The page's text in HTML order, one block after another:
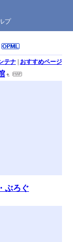
プ
テナ| おすすめページ
ぶろぐ